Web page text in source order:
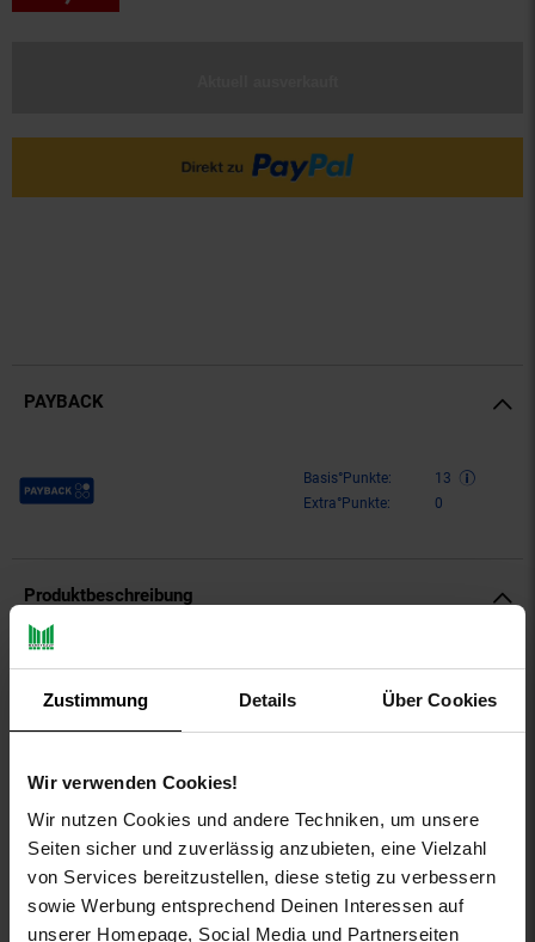
Zustimmung Details Über Cookies
Wir verwenden Cookies!
Wir nutzen Cookies und andere Techniken, um unsere
Seiten sicher und zuverlässig anzubieten, eine Vielzahl
von Services bereitzustellen, diese stetig zu verbessern
sowie Werbung entsprechend Deinen Interessen auf
unserer Homepage, Social Media und Partnerseiten
PAYBACK
Payback Punkte Basis°Punkte:
13
Extra°Punkte:
0
Produktbeschreibung
aboutyou-titel: T-Shirt
ay-material: Obermaterial: 100% Baumwolle
ay-material-eigenschaften: Baumwolle
ay-material1: keine Angabe
ay-passform schuh: keine Angaben
ay-pullover-materialart: Jersey
ay-schuh-acc material: keine Angaben